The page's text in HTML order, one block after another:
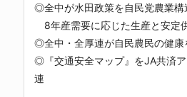
◎全中が水田政策を自民党農業構
8年産需要に応じた生産と安定
◎全中・全厚連が自民農民の健康
◎『交通安全マップ』をJA共済
連